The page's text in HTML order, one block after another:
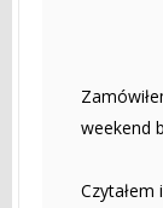
weekend